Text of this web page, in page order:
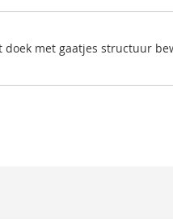
doek met gaatjes structuur